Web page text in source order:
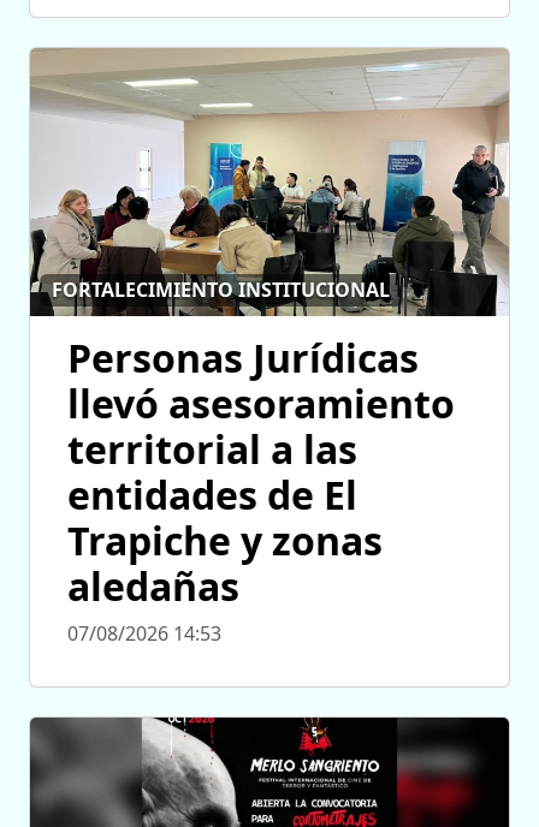
FORTALECIMIENTO INSTITUCIONAL
Personas Jurídicas
llevó asesoramiento
territorial a las
entidades de El
Trapiche y zonas
aledañas
07/08/2026 14:53